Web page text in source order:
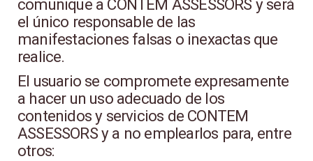
comunique a CONTEM ASSESSORS y será
el único responsable de las
manifestaciones falsas o inexactas que
realice.
El usuario se compromete expresamente
a hacer un uso adecuado de los
contenidos y servicios de CONTEM
ASSESSORS y a no emplearlos para, entre
otros: